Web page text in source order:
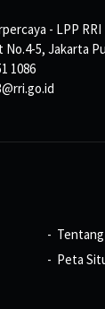
- LPP RRI
No.4-5, Jakarta
1086
Peta